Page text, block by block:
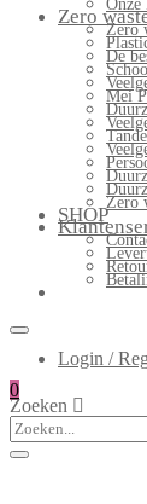
Onze
Zero
Zero
De
Mei
Zero
SHOP
Login /
0
Zoeken